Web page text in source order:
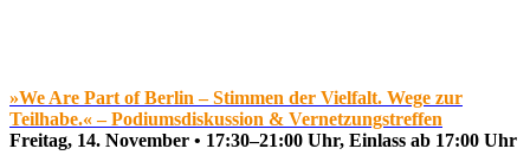
»We Are Part of Berlin – Stimmen der Vielfalt. Wege zur
Teilhabe.« – Podiumsdiskussion & Vernetzungstreffen
Freitag, 14. November • 17:30–21:00 Uhr, Einlass ab 17:00 Uhr